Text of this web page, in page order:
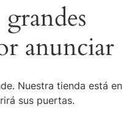
anunciar
Nuestra tienda está en
sus puertas.